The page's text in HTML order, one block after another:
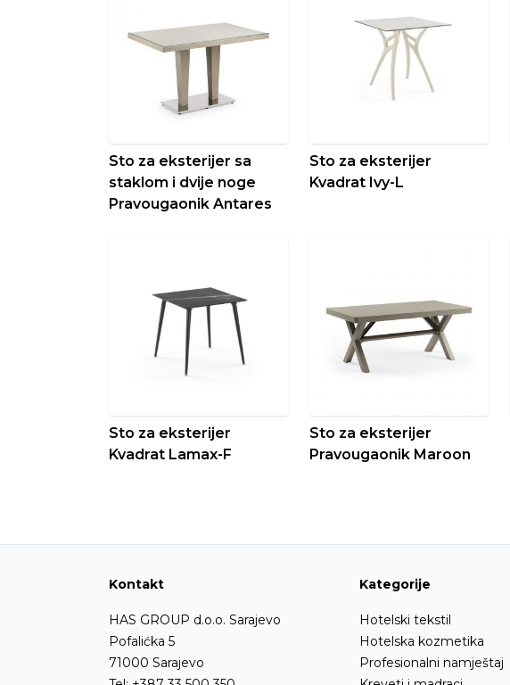
Sto za eksterijer sa
staklom i dvije noge
Pravougaonik Antares
Sto za eksterijer
Kvadrat Ivy-L
Sto za eksterijer
Kvadrat Lamax-F
Sto za eksterijer
Pravougaonik Maroon
Kontakt
HAS GROUP d.o.o. Sarajevo
Pofalićka 5
71000 Sarajevo
Kategorije
Hotelski tekstil
Hotelska kozmetika
Profesionalni namještaj